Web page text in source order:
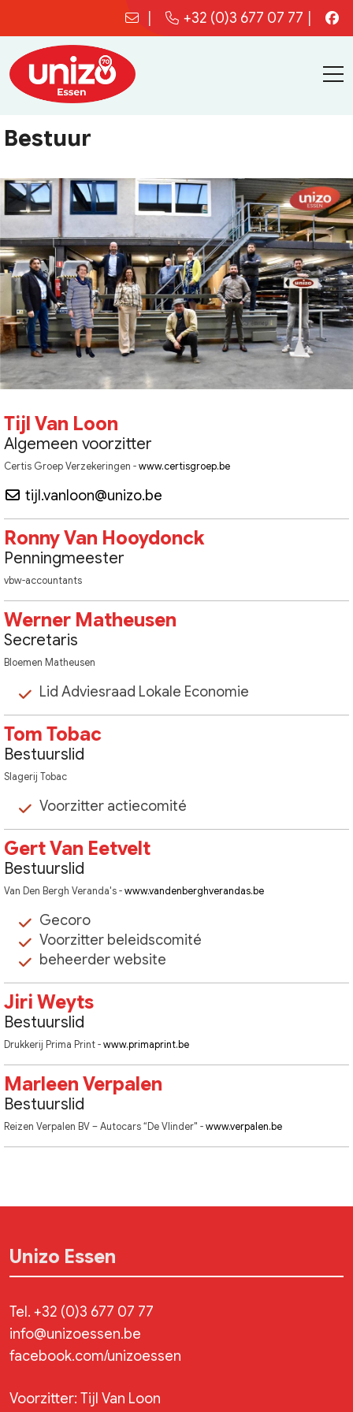
+32 (0)3 677 07 77
Bestuur
Tijl Van Loon
Algemeen voorzitter
Certis Groep Verzekeringen -www.certisgroep.be
tijl.vanloon@unizo.be
Ronny Van Hooydonck
Penningmeester
vbw-accountants
Werner Matheusen
Secretaris
Bloemen Matheusen
Lid Adviesraad Lokale Economie
Tom Tobac
Bestuurslid
Slagerij Tobac
Voorzitter actiecomité
Gert Van Eetvelt
Bestuurslid
Van Den Bergh Veranda's -www.vandenberghverandas.be
Gecoro
Voorzitter beleidscomité
beheerder website
Jiri Weyts
Bestuurslid
Drukkerij Prima Print -www.primaprint.be
Marleen Verpalen
Bestuurslid
Reizen Verpalen BV – Autocars “De Vlinder" -www.verpalen.be
Unizo Essen
Tel. +32 (0)3 677 07 77
info@unizoessen.be
facebook.com/unizoessen
Voorzitter: Tijl Van Loon